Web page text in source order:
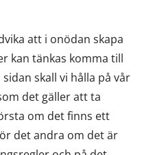
att i onödan skapa
kan tänkas komma till
skall vi hålla på vår
det gäller att ta
om det finns ett
det andra om det är